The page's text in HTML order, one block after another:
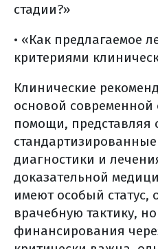
стадии?»
• «Как предлагаемое
критериями
Клинические
основой современной
помощи, представляя
диагностики и
доказательной
имеют особый статус,
врачебную тактику,
финансирования